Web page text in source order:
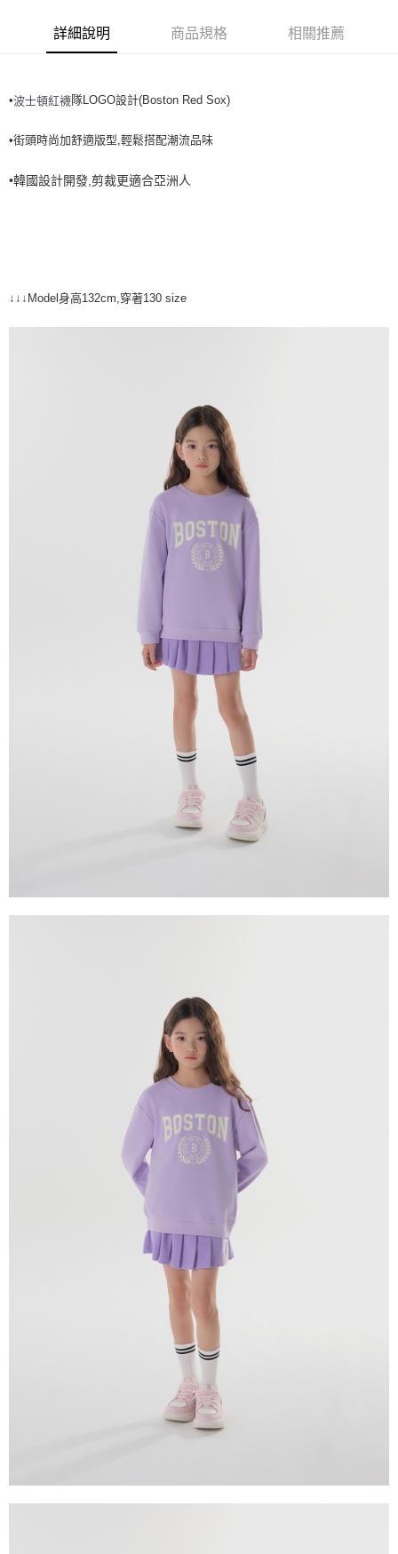
7-11取貨付款<未取貨列黑名單/不支援離島取退>
每筆NT$60，滿NT$499(含以上)免運費
宅配滿699免運
詳細說明 商品規格 相關推薦
•波士頓紅襪隊LOGO設計(Boston Red Sox)
•街頭時尚加舒適版型,輕鬆搭配潮流品味
•韓國設計開發,剪裁更適合亞洲人
↓↓↓Model身高132cm,穿著130 size